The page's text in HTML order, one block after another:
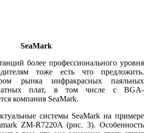
SeaMark
более профессионального уровня
то­же есть что предложить.
рынка инфракрасных паяльных
плат, в том числе с BGA-
компания SeaMark.
системы SeaMark на примере
ZM-R7220A (рис. 3). Особенность